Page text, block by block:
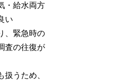
・給水両方
い
、緊急時の
査の往復が
扱うため、